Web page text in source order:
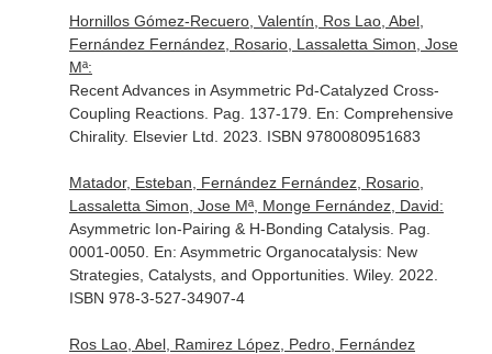
Hornillos Gómez-Recuero, Valentín, Ros Lao, Abel,
Fernández Fernández, Rosario, Lassaletta Simon, Jose
Mª:
Recent Advances in Asymmetric Pd-Catalyzed Cross-
Coupling Reactions. Pag. 137-179. En: Comprehensive
Chirality. Elsevier Ltd. 2023. ISBN 9780080951683
Matador, Esteban, Fernández Fernández, Rosario,
Lassaletta Simon, Jose Mª, Monge Fernández, David:
Asymmetric Ion-Pairing & H-Bonding Catalysis. Pag.
0001-0050. En: Asymmetric Organocatalysis: New
Strategies, Catalysts, and Opportunities. Wiley. 2022.
ISBN 978-3-527-34907-4
Ros Lao, Abel, Ramirez López, Pedro, Fernández